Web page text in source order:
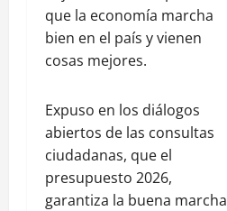
que la economía marcha
bien en el país y vienen
cosas mejores.
Expuso en los diálogos
abiertos de las consultas
ciudadanas, que el
presupuesto 2026,
garantiza la buena marcha